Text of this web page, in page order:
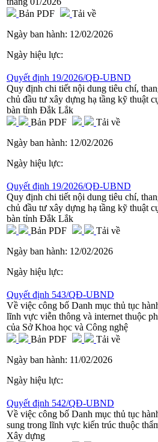
Bản PDF
Tải về
Ngày ban hành: 12/02/2026
Ngày hiệu lực:
Quyết định 19/2026/QĐ-UBND
Quy định chi tiết nội dung tiêu chí,
chủ đầu tư xây dựng hạ tầng kỹ thuật
bàn tỉnh Đắk Lắk
Bản PDF
Tải về
Ngày ban hành: 12/02/2026
Ngày hiệu lực:
Quyết định 19/2026/QĐ-UBND
Quy định chi tiết nội dung tiêu chí,
chủ đầu tư xây dựng hạ tầng kỹ thuật
bàn tỉnh Đắk Lắk
Bản PDF
Tải về
Ngày ban hành: 12/02/2026
Ngày hiệu lực:
Quyết định 543/QĐ-UBND
Về việc công bố Danh mục thủ tục
lĩnh vực viễn thông và internet thuộc
của Sở Khoa học và Công nghệ
Bản PDF
Tải về
Ngày ban hành: 11/02/2026
Ngày hiệu lực:
Quyết định 542/QĐ-UBND
Về việc công bố Danh mục thủ tục
sung trong lĩnh vực kiến trúc thuộc
Xây dựng